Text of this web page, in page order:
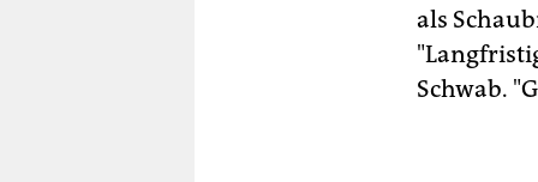
als
Schwab.